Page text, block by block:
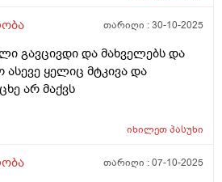
ანალიზმა კანდიდა
თარიღი :30-10-2025
გავცივდი და მახველებს და
ასევე ყელიც მტკივა და
არ მაქვს
იხილეთპასუხი
თარიღი :07-10-2025